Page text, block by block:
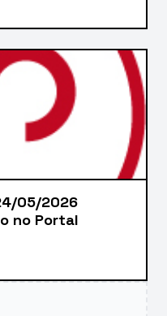
05/2026
no Portal